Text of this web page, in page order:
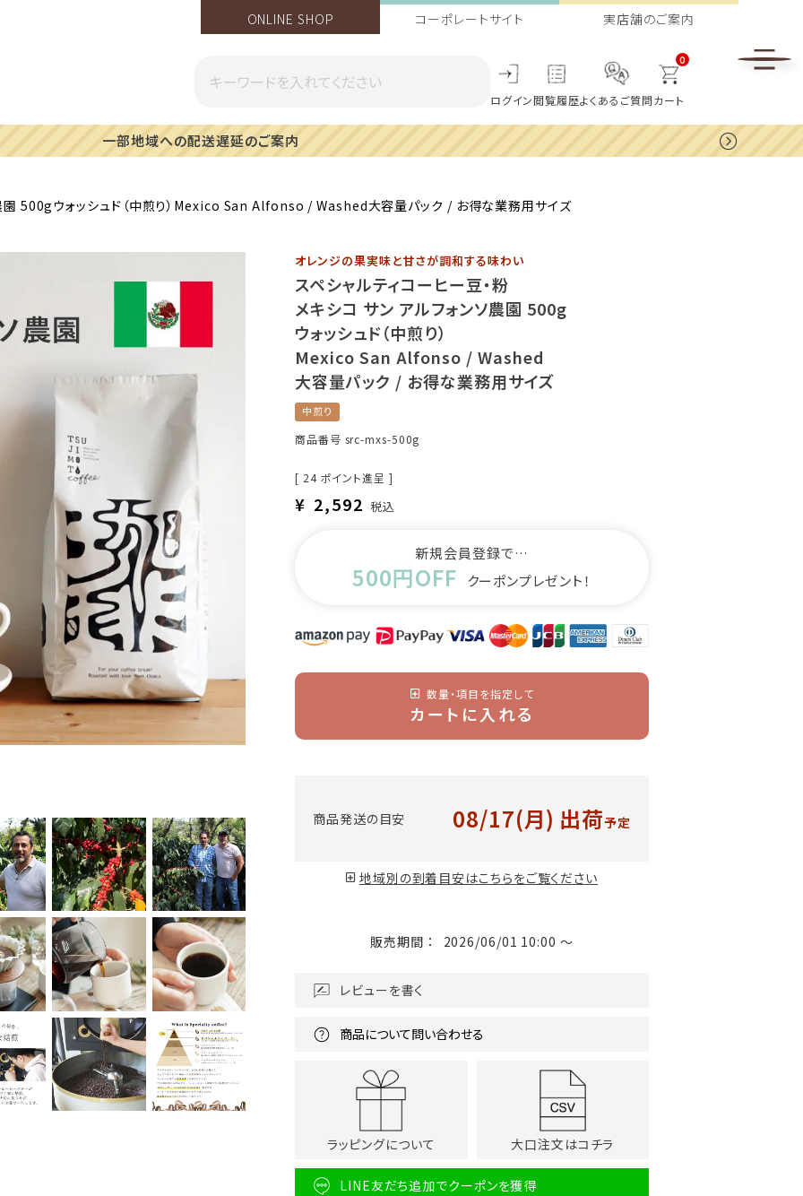
ONLINE SHOP コーポレートサイト 実店舗のご案内
ログイン閲覧履歴よくあるご質問
0
カート
一部地域への配送遅延のご案内
園 500gウォッシュド（中煎り）Mexico San Alfonso / Washed大容量パック / お得な業務用サイズ
オレンジの果実味と甘さが調和する味わい
スペシャルティコーヒー豆・粉
メキシコ サン アルフォンソ農園 500g
ウォッシュド（中煎り）
Mexico San Alfonso / Washed
大容量パック / お得な業務用サイズ
中煎り
商品番号 src-mxs-500g
[ 24 ポイント進呈 ]
¥ 2,592 税込
新規会員登録で…
500円OFF クーポンプレゼント！
数量・項目を指定して
カートに入れる
商品発送の目安 08/17(月) 出荷予定
地域別の到着目安はこちらをご覧ください
販売期間 2026/06/01 10:00 〜
レビューを書く
商品について問い合わせる
ラッピングについて 大口注文はコチラ
LINE友だち追加でクーポンを獲得